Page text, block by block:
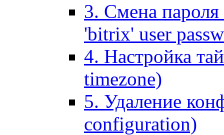
3. Смена пароля
'bitrix' user
4. Настройка
timezone)
5. Удаление
configuration)